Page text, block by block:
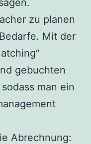
zu planen
Mit der
gebuchten
man ein
Abrechnung: